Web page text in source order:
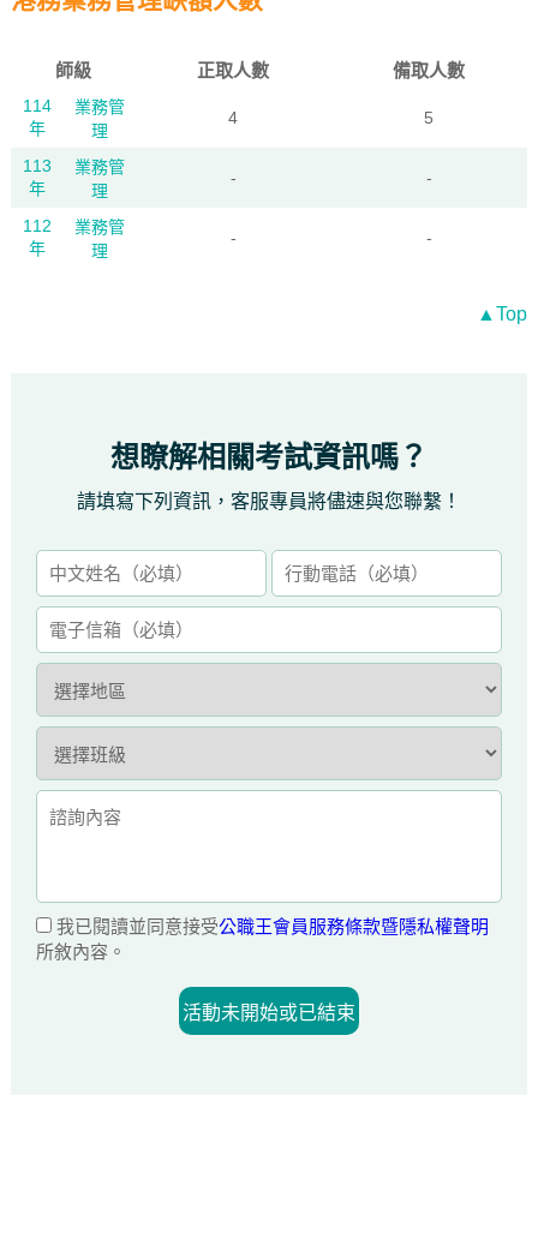
師級 正取人數 備取人數
114
年
業務管
理
4 5
113
年
業務管
理
- -
112
年
業務管
理
- -
▲Top
想瞭解相關考試資訊嗎？
請填寫下列資訊，客服專員將儘速與您聯繫！
我已閱讀並同意接受公職王會員服務條款暨隱私權聲明
所敘內容。
活動未開始或已結束